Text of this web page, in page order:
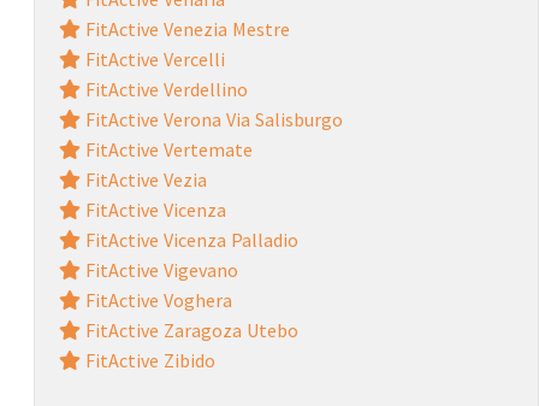
FitActive Venezia Mestre
FitActive Vercelli
FitActive Verdellino
FitActive Verona Via Salisburgo
FitActive Vertemate
FitActive Vezia
FitActive Vicenza
FitActive Vicenza Palladio
FitActive Vigevano
FitActive Voghera
FitActive Zaragoza Utebo
FitActive Zibido